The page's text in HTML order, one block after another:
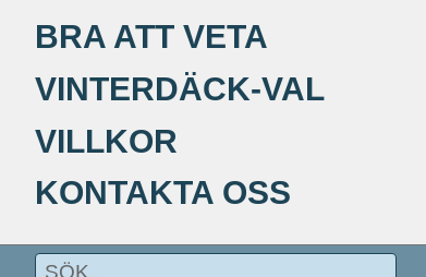
BRA ATT VETA
VINTERDÄCK-VAL
VILLKOR
KONTAKTA OSS